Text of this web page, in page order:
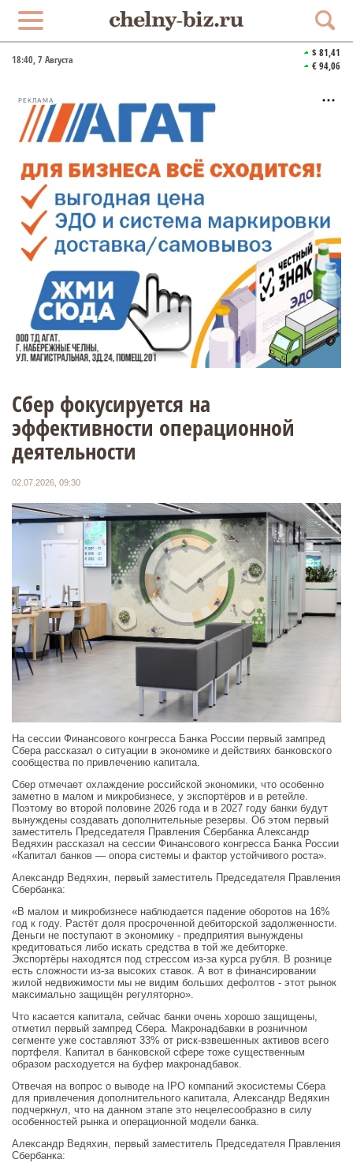
18:40, 7 Августа
$ 81,41
€ 94,06
РЕКЛАМА
Сбер фокусируется на
эффективности операционной
деятельности
02.07.2026, 09:30
На сессии Финансового конгресса Банка России первый зампред
Сбера рассказал о ситуации в экономике и действиях банковского
сообщества по привлечению капитала.
Сбер отмечает охлаждение российской экономики, что особенно
заметно в малом и микробизнесе, у экспортёров и в ретейле.
Поэтому во второй половине 2026 года и в 2027 году банки будут
вынуждены создавать дополнительные резервы. Об этом первый
заместитель Председателя Правления Сбербанка Александр
Ведяхин рассказал на сессии Финансового конгресса Банка России
«Капитал банков — опора системы и фактор устойчивого роста».
Александр Ведяхин, первый заместитель Председателя Правления
Сбербанка:
«В малом и микробизнесе наблюдается падение оборотов на 16%
год к году. Растёт доля просроченной дебиторской задолженности.
Деньги не поступают в экономику - предприятия вынуждены
кредитоваться либо искать средства в той же дебиторке.
Экспортёры находятся под стрессом из-за курса рубля. В рознице
есть сложности из-за высоких ставок. А вот в финансировании
жилой недвижимости мы не видим больших дефолтов - этот рынок
максимально защищён регуляторно».
Что касается капитала, сейчас банки очень хорошо защищены,
отметил первый зампред Сбера. Макронадбавки в розничном
сегменте уже составляют 33% от риск-взвешенных активов всего
портфеля. Капитал в банковской сфере тоже существенным
образом расходуется на буфер макронадбавок.
Отвечая на вопрос о выводе на IPO компаний экосистемы Сбера
для привлечения дополнительного капитала, Александр Ведяхин
подчеркнул, что на данном этапе это нецелесообразно в силу
особенностей рынка и операционной модели банка.
Александр Ведяхин, первый заместитель Председателя Правления
Сбербанка: